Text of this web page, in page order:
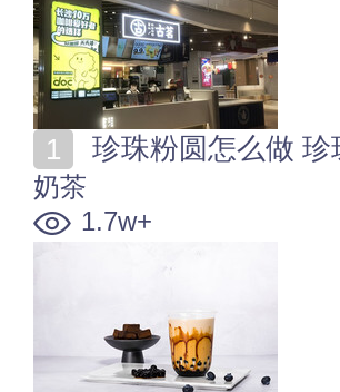
珍珠粉圆怎么做
奶茶
1.7w+